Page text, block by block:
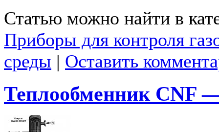
Статью можно найти в
Приборы для контроля
среды | Оставить
Теплообменник СNF